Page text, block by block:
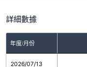
詳細數據
年度/月份
2026/07/13